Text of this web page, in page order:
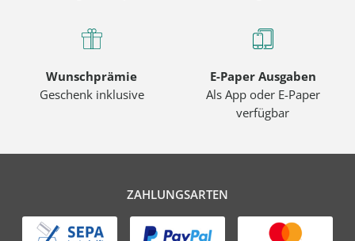
Wunschprämie
Geschenk inklusive
E-Paper Ausgaben
Als App oder E-Paper
verfügbar
ZAHLUNGSARTEN